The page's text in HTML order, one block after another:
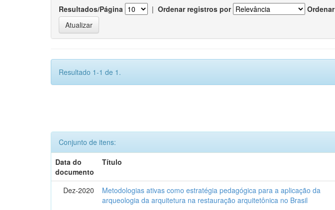
Resultados/Página | Ordenar registros por Ordenar
Resultado 1-1 de 1.
Conjunto de itens:
Data do
documento
Título
Dez-2020
Metodologias ativas como estratégia pedagógica para a aplicação da
arqueologia da arquitetura na restauração arquitetônica no Brasil